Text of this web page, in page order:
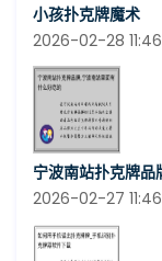
小孩扑克牌魔术
2026-02-28
宁波南站扑克牌品
2026-02-27